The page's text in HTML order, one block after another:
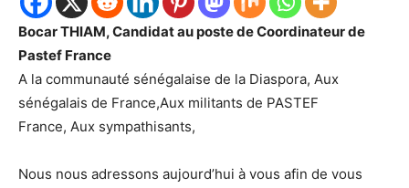
Bocar THIAM, Candidat au poste de Coordinateur de
Pastef France
A la communauté sénégalaise de la Diaspora, Aux
sénégalais de France,Aux militants de PASTEF
France, Aux sympathisants,
Nous nous adressons aujourd’hui à vous afin de vous